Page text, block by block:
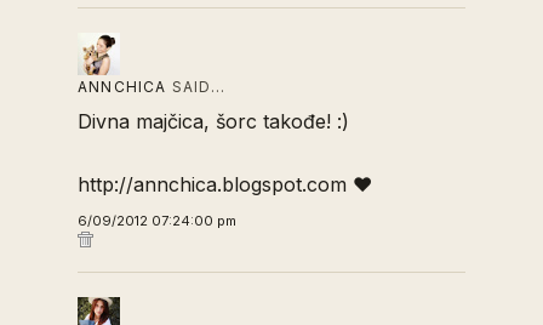
ANNCHICA SAID…
Divna majčica, šorc takođe! :)
http://annchica.blogspot.com ♥
6/09/2012 07:24:00 pm